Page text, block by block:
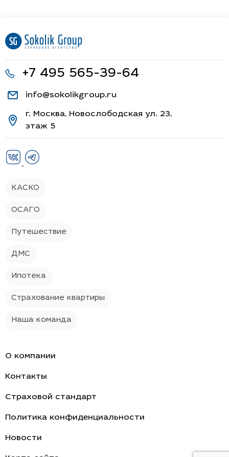
+7 495 565-39-64
info@sokolikgroup.ru
г. Москва, Новослободская ул. 23,
этаж 5
КАСКО
ОСАГО
Путешествие
ДМС
Ипотека
Страхование квартиры
Наша команда
О компании
Контакты
Страховой стандарт
Политика конфиденциальности
Новости